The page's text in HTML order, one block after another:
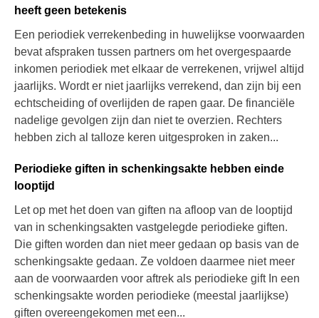
heeft geen betekenis
Een periodiek verrekenbeding in huwelijkse voorwaarden
bevat afspraken tussen partners om het overgespaarde
inkomen periodiek met elkaar de verrekenen, vrijwel altijd
jaarlijks. Wordt er niet jaarlijks verrekend, dan zijn bij een
echtscheiding of overlijden de rapen gaar. De financiële
nadelige gevolgen zijn dan niet te overzien. Rechters
hebben zich al talloze keren uitgesproken in zaken...
Periodieke giften in schenkingsakte hebben einde
looptijd
Let op met het doen van giften na afloop van de looptijd
van in schenkingsakten vastgelegde periodieke giften.
Die giften worden dan niet meer gedaan op basis van de
schenkingsakte gedaan. Ze voldoen daarmee niet meer
aan de voorwaarden voor aftrek als periodieke gift In een
schenkingsakte worden periodieke (meestal jaarlijkse)
giften overeengekomen met een...